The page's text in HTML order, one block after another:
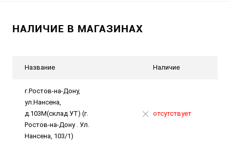
НАЛИЧИЕ В МАГАЗИНАХ
Название Наличие
г.Ростов-на-Дону,
ул.Нансена,
д.103М(склад УТ) (г.
Ростов-на-Дону . Ул.
Нансена, 103/1)
отсутствует